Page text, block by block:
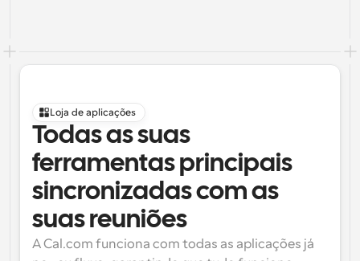
Loja de aplicações
Todas as suas
ferramentas principais
sincronizadas com as
suas reuniões
A Cal.com funciona com todas as aplicações já